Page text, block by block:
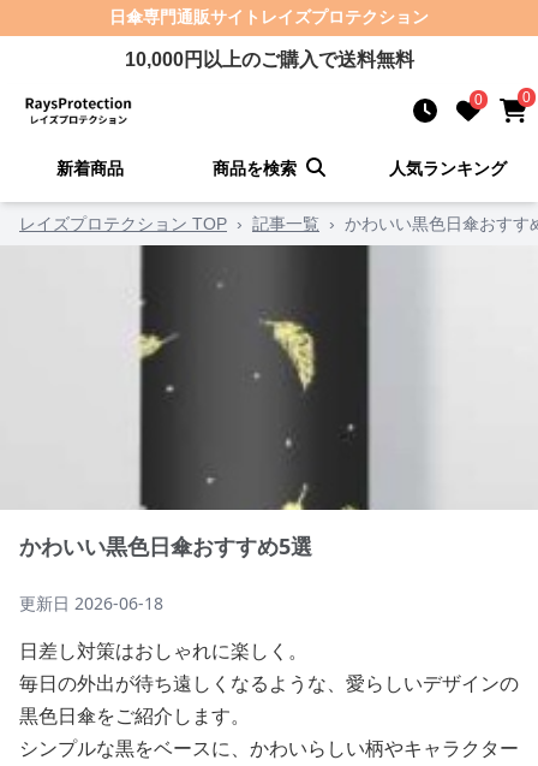
日傘専門通販サイト レイズプロテクション
10,000円以上のご購入で送料無料
0 0
新着商品 商品を検索 人気ランキング
レイズプロテクション TOP › 記事一覧 › かわいい黒色日傘おすす
かわいい黒色日傘おすすめ5選
更新日 2026-06-18
日差し対策はおしゃれに楽しく。
毎日の外出が待ち遠しくなるような、愛らしいデザインの
黒色日傘をご紹介します。
シンプルな黒をベースに、かわいらしい柄やキャラクター